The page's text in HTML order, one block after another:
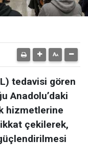
tedavisi gören
Anadolu’daki
hizmetlerine
çekilerek,